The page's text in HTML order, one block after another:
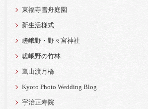
東福寺雪舟庭園
新生活様式
嵯峨野・野々宮神社
嵯峨野の竹林
嵐山渡月橋
Kyoto Photo Wedding Blog
宇治正寿院